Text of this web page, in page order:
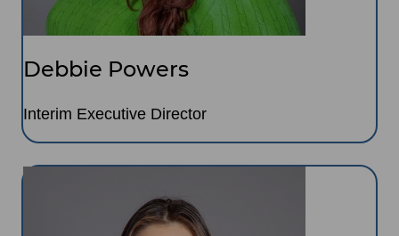
Debbie Powers
Interim Executive Director